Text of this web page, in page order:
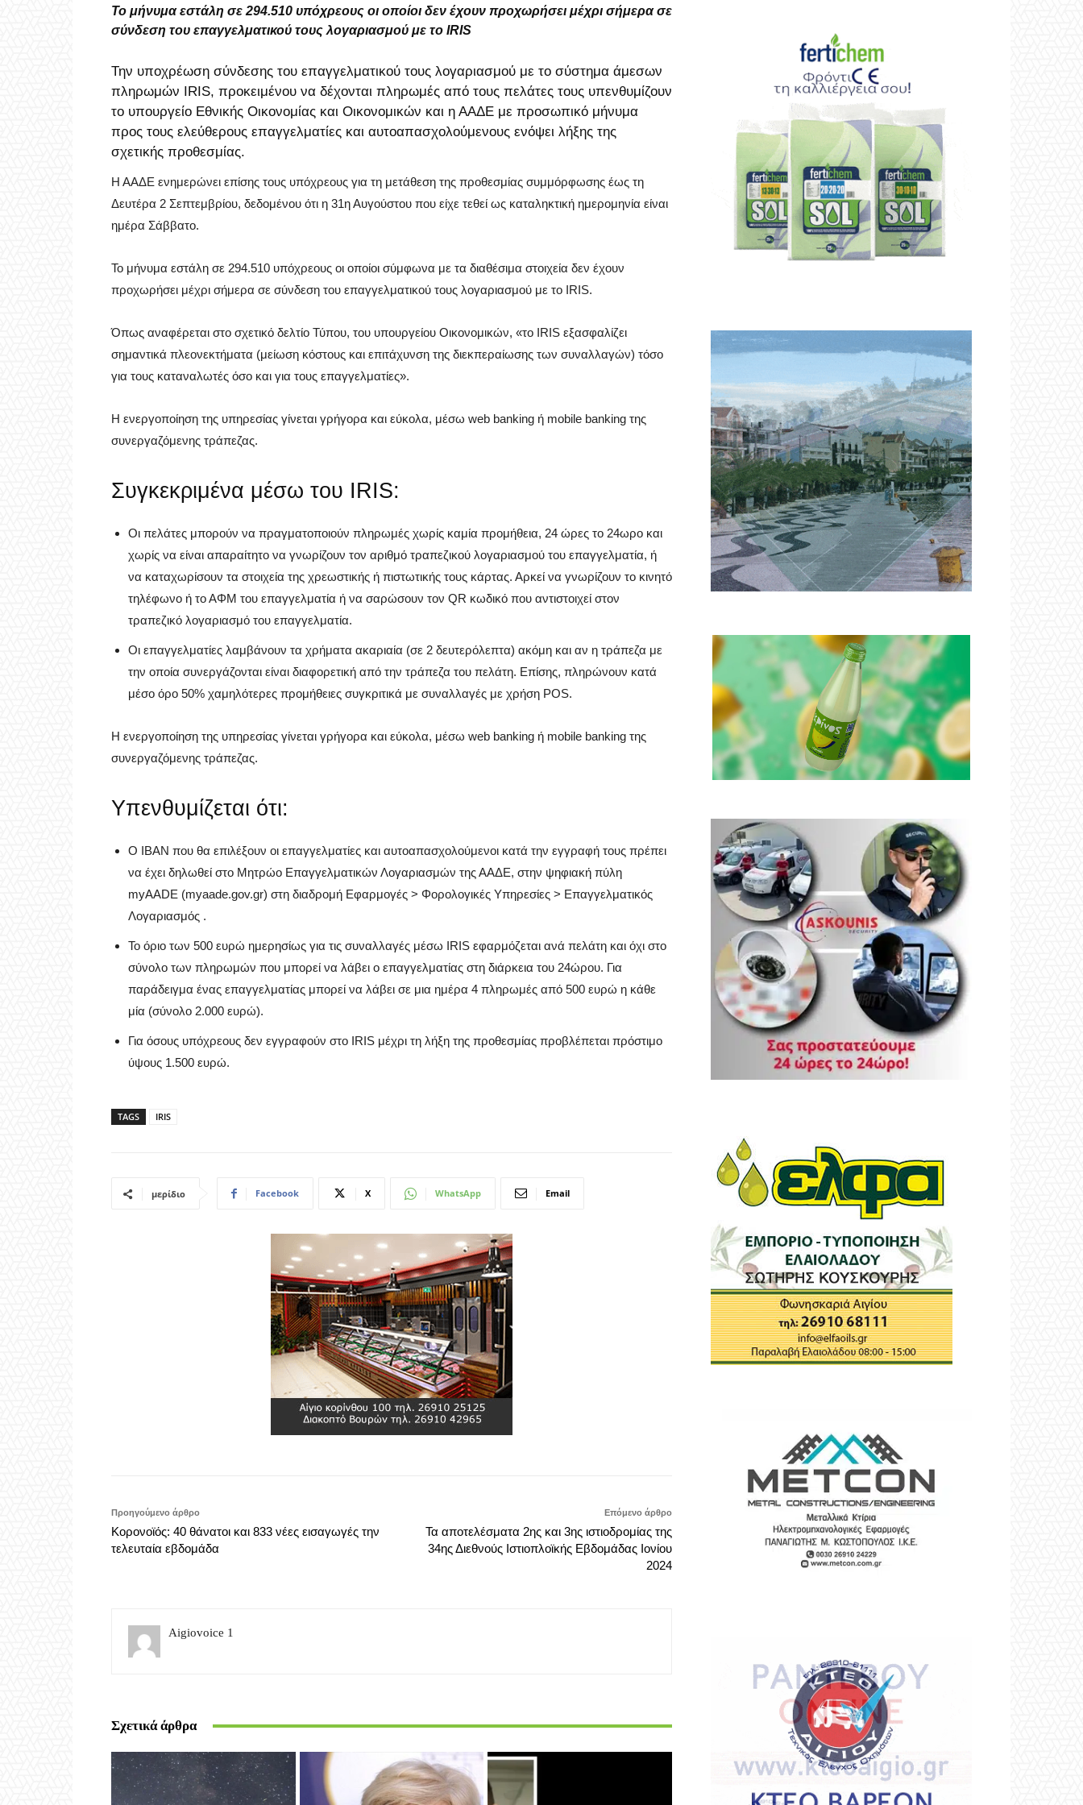
Το μήνυμα εστάλη σε 294.510 υπόχρεους οι οποίοι δεν έχουν προχωρήσει μέχρι σήμερα σε
σύνδεση του επαγγελματικού τους λογαριασμού με το IRIS
Την υποχρέωση σύνδεσης του επαγγελματικού τους λογαριασμού με το σύστημα άμεσων
πληρωμών IRIS, προκειμένου να δέχονται πληρωμές από τους πελάτες τους υπενθυμίζουν
το υπουργείο Εθνικής Οικονομίας και Οικονομικών και η ΑΑΔΕ με προσωπικό μήνυμα
προς τους ελεύθερους επαγγελματίες και αυτοαπασχολούμενους ενόψει λήξης της
σχετικής προθεσμίας.
Η ΑΑΔΕ ενημερώνει επίσης τους υπόχρεους για τη μετάθεση της προθεσμίας συμμόρφωσης έως τη
Δευτέρα 2 Σεπτεμβρίου, δεδομένου ότι η 31η Αυγούστου που είχε τεθεί ως καταληκτική ημερομηνία είναι
ημέρα Σάββατο.
Το μήνυμα εστάλη σε 294.510 υπόχρεους οι οποίοι σύμφωνα με τα διαθέσιμα στοιχεία δεν έχουν
προχωρήσει μέχρι σήμερα σε σύνδεση του επαγγελματικού τους λογαριασμού με το IRIS.
Όπως αναφέρεται στο σχετικό δελτίο Τύπου, του υπουργείου Οικονομικών, «το IRIS εξασφαλίζει
σημαντικά πλεονεκτήματα (μείωση κόστους και επιτάχυνση της διεκπεραίωσης των συναλλαγών) τόσο
για τους καταναλωτές όσο και για τους επαγγελματίες».
Η ενεργοποίηση της υπηρεσίας γίνεται γρήγορα και εύκολα, μέσω web banking ή mobile banking της
συνεργαζόμενης τράπεζας.
Συγκεκριμένα μέσω του IRIS:
Οι πελάτες μπορούν να πραγματοποιούν πληρωμές χωρίς καμία προμήθεια, 24 ώρες το 24ωρο και
χωρίς να είναι απαραίτητο να γνωρίζουν τον αριθμό τραπεζικού λογαριασμού του επαγγελματία, ή
να καταχωρίσουν τα στοιχεία της χρεωστικής ή πιστωτικής τους κάρτας. Αρκεί να γνωρίζουν το κινητό
τηλέφωνο ή το ΑΦΜ του επαγγελματία ή να σαρώσουν τον QR κωδικό που αντιστοιχεί στον
τραπεζικό λογαριασμό του επαγγελματία.
Οι επαγγελματίες λαμβάνουν τα χρήματα ακαριαία (σε 2 δευτερόλεπτα) ακόμη και αν η τράπεζα με
την οποία συνεργάζονται είναι διαφορετική από την τράπεζα του πελάτη. Επίσης, πληρώνουν κατά
μέσο όρο 50% χαμηλότερες προμήθειες συγκριτικά με συναλλαγές με χρήση POS.
Η ενεργοποίηση της υπηρεσίας γίνεται γρήγορα και εύκολα, μέσω web banking ή mobile banking της
συνεργαζόμενης τράπεζας.
Υπενθυμίζεται ότι:
Ο ΙΒΑΝ που θα επιλέξουν οι επαγγελματίες και αυτοαπασχολούμενοι κατά την εγγραφή τους πρέπει
να έχει δηλωθεί στο Μητρώο Επαγγελματικών Λογαριασμών της ΑΑΔΕ, στην ψηφιακή πύλη
myAADE (myaade.gov.gr) στη διαδρομή Εφαρμογές > Φορολογικές Υπηρεσίες > Επαγγελματικός
Λογαριασμός .
Το όριο των 500 ευρώ ημερησίως για τις συναλλαγές μέσω IRIS εφαρμόζεται ανά πελάτη και όχι στο
σύνολο των πληρωμών που μπορεί να λάβει ο επαγγελματίας στη διάρκεια του 24ώρου. Για
παράδειγμα ένας επαγγελματίας μπορεί να λάβει σε μια ημέρα 4 πληρωμές από 500 ευρώ η κάθε
μία (σύνολο 2.000 ευρώ).
Για όσους υπόχρεους δεν εγγραφούν στο IRIS μέχρι τη λήξη της προθεσμίας προβλέπεται πρόστιμο
ύψους 1.500 ευρώ.
TAGS IRIS
μερίδιο Facebook X WhatsApp Email
Προηγούμενο άρθρο
Κορονοϊός: 40 θάνατοι και 833 νέες εισαγωγές την
τελευταία εβδομάδα
Επόμενο άρθρο
Τα αποτελέσματα 2ης και 3ης ιστιοδρομίας της
34ης Διεθνούς Ιστιοπλοϊκής Εβδομάδας Ιονίου
2024
Aigiovoice 1
Σχετικά άρθρα